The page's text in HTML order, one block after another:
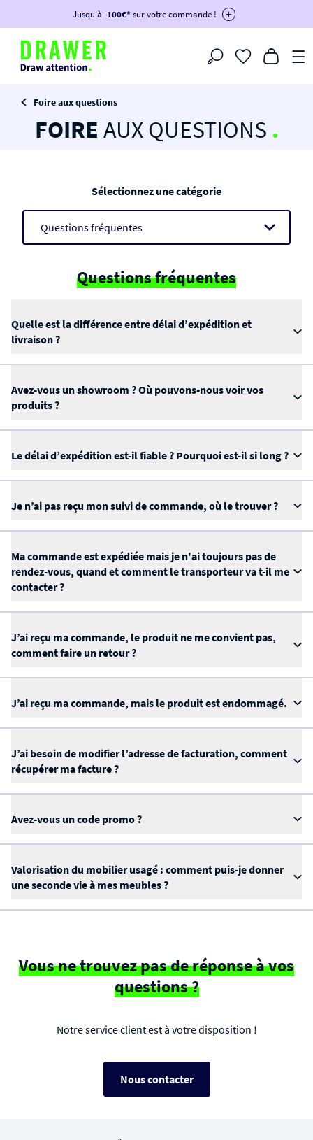
DRAWER DAYS- Profitez de remises allant jusqu'à -50%*
Jusqu'à -100€*sur votre commande !
-50€ dès 500€ avec le code :
-100€ dès 1200€ avec le code : BIKINI100
-voir conditions en bas de page- Filtrer
Foire aux questions
FOIRE AUX QUESTIONS .
Sélectionnez une catégorie
Questions fréquentes
Quelle est la différence entre délai d’expédition et
livraison ?
Avez-vous un showroom ? Où pouvons-nous voir vos
produits ?
Le délai d’expédition est-il fiable ? Pourquoi est-il si long ?
Je n’ai pas reçu mon suivi de commande, où le trouver ?
Ma commande est expédiée mais je n'ai toujours pas de
rendez-vous, quand et comment le transporteur va t-il me
contacter ?
J’ai reçu ma commande, le produit ne me convient pas,
comment faire un retour ?
J’ai reçu ma commande, mais le produit est endommagé.
J’ai besoin de modifier l’adresse de facturation, comment
récupérer ma facture ?
Avez-vous un code promo ?
Valorisation du mobilier usagé : comment puis-je donner
une seconde vie à mes meubles ?
Vous ne trouvez pas de réponse à vos
questions ?
Notre service client est à votre disposition !
Nous contacter